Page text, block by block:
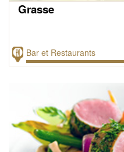
Grasse
Bar et Restaurants